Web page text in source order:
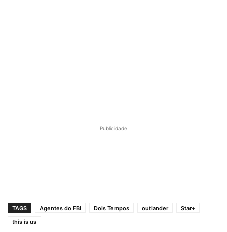
Publicidade
TAGS Agentes do FBI Dois Tempos outlander
Star+
this is us